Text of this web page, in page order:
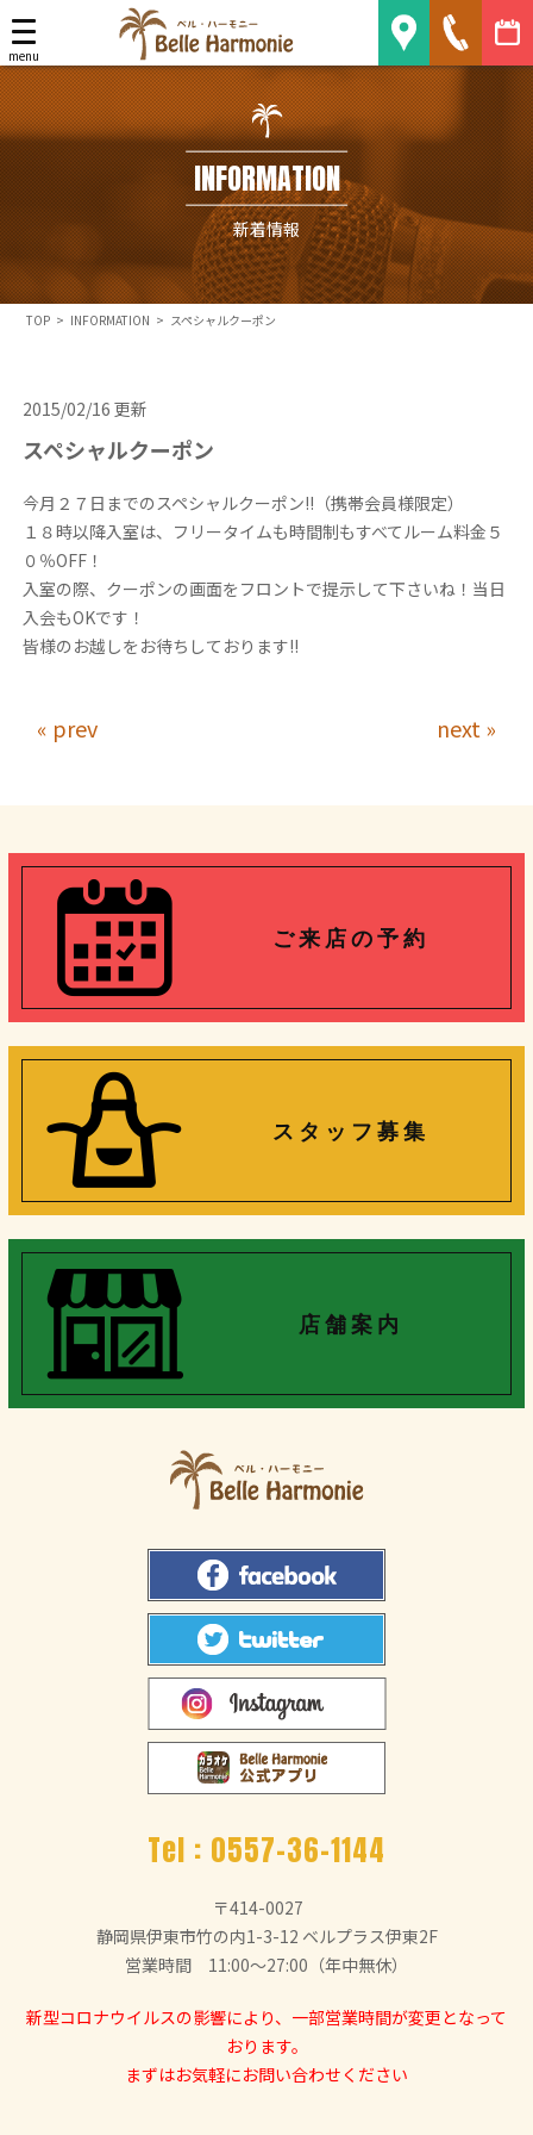
menu
INFORMATION
新着情報
TOP > INFORMATION > スペシャルクーポン
2015/02/16 更新
スペシャルクーポン
今月２７日までのスペシャルクーポン!!（携帯会員様限定）
１８時以降入室は、フリータイムも時間制もすべてルーム料金５
０％OFF！
入室の際、クーポンの画面をフロントで提示して下さいね！当日
入会もOKです！
皆様のお越しをお待ちしております!!
« prev next »
ご 来 店 の 予 約
ス タ ッ フ 募 集
店 舗 案 内
Tel : 0557-36-1144
〒414-0027
静岡県伊東市竹の内1-3-12 ベルプラス伊東2F
営業時間 11:00～27:00（年中無休）
新型コロナウイルスの影響により、一部営業時間が変更となって
おります。
まずはお気軽にお問い合わせください